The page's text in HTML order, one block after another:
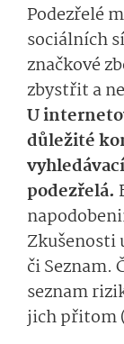
Podezřelé
sociálních
značkové
zbystřit a
U
důležité
podezřelá.
Zkušenosti
či Seznam.
seznam
jich přitom